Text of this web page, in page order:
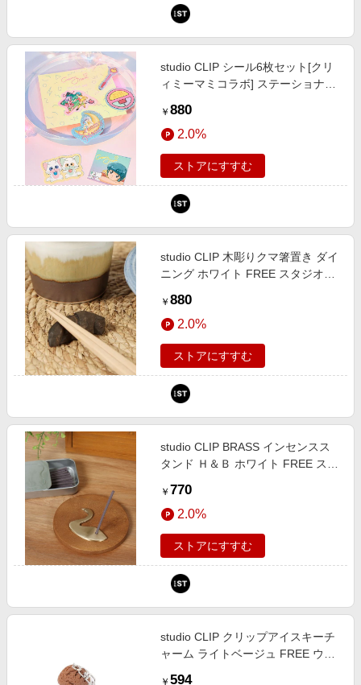
studio CLIP シール6枚セット[クリ
ィミーマミコラボ] ステーショナリ
プ 748644 and ST アンドエスティ
（旧ドットエスティ）
￥ 880
2.0%
ストアにすすむ
studio CLIP 木彫りクマ箸置き ダイ
ニング ホワイト FREE スタジオク
ティ（旧ドットエスティ）
￥ 880
2.0%
ストアにすすむ
studio CLIP BRASS インセンスス
タンド Ｈ＆Ｂ ホワイト FREE スタ
ドエスティ（旧ドットエスティ）
￥ 770
2.0%
ストアにすすむ
studio CLIP クリップアイスキーチ
ャーム ライトベージュ FREE ウィ
￥ 594